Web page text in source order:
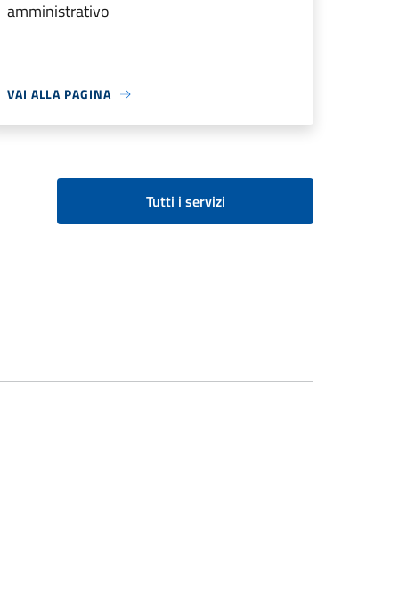
amministrativo
VAI ALLA PAGINA
Tutti i servizi